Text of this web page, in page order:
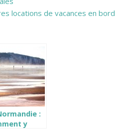
locations de vacances en bord
:
y